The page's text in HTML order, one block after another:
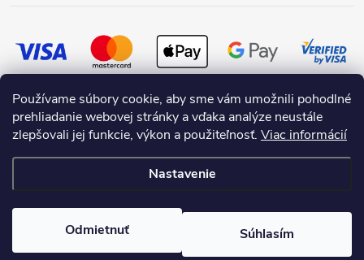
Používame súbory cookie, aby sme vám umožnili pohodlné
prehliadanie webovej stránky a vďaka analýze neustále
zlepšovali jej funkcie, výkon a použiteľnosť. Viac informácií
Nastavenie
Odmietnuť Súhlasím
SKRASLIMDOM.SK. Všetky práva vyhradené.